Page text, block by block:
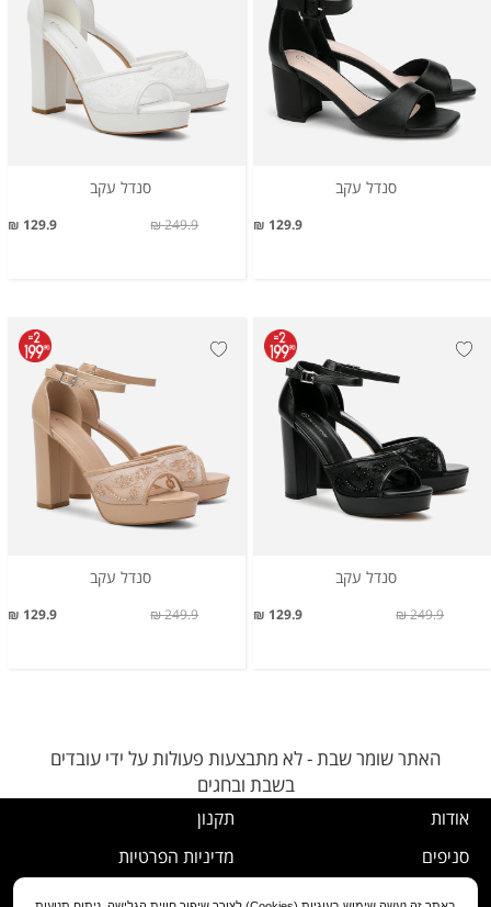
סנדל עקב
129.9 ₪
סנדל עקב
129.9 ₪ 249.9 ₪
סנדל עקב
129.9 ₪ 249.9 ₪
סנדל עקב
129.9 ₪ 249.9 ₪
האתר שומר שבת - לא מתבצעות פעולות על ידי עובדים
בשבת ובחגים
אודות
סניפים
תקנון
מדיניות הפרטיות
נוהל ביטול עסקה